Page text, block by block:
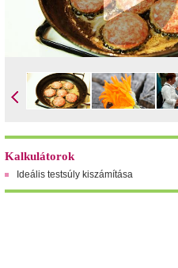
Kalkulátorok
Ideális testsúly kiszámítása